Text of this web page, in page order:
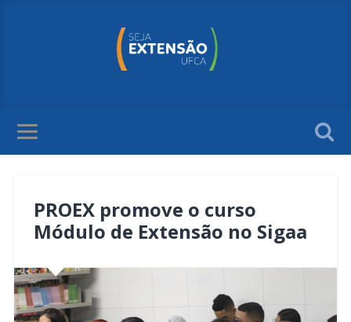
PROEX promove o curso
Módulo de Extensão no Sigaa